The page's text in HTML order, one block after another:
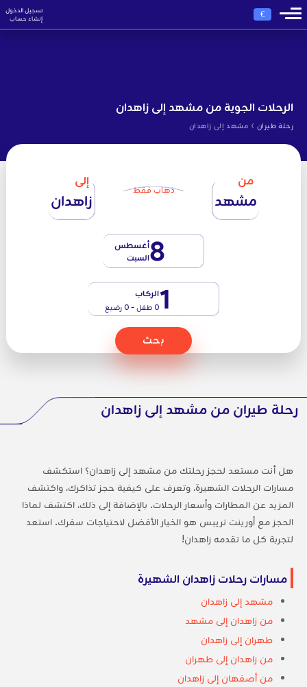
€
تسجيل الدخول
إنشاء حساب
الرحلات الجوية من مشهد إلى زاهدان
رحلة طيران › مشهد إلى زاهدان
من
مشهد ذهاب فقط
إلى
زاهدان
8أغسطس
السبت
1الركاب
0 طفل - 0 رضيع
بحث
رحلة طيران من مشهد إلى زاهدان
هل أنت مستعد لحجز رحلتك من مشهد إلى زاهدان؟ استكشف
مسارات الرحلات الشهيرة، وتعرف على كيفية حجز تذاكرك، واكتشف
المزيد عن المطارات وأسعار الرحلات. بالإضافة إلى ذلك، اكتشف لماذا
الحجز مع أورينت تريبس هو الخيار الأفضل لاحتياجات سفرك. استعد
لتجربة كل ما تقدمه زاهدان!
مسارات رحلات زاهدان الشهيرة
مشهد إلى زاهدان
من زاهدان إلى مشهد
طهران إلى زاهدان
من زاهدان إلى طهران
من أصفهان إلى زاهدان